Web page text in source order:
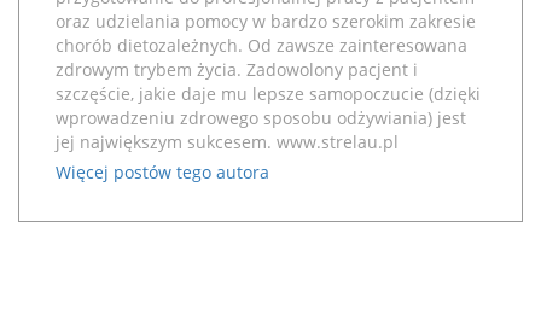
oraz udzielania pomocy w bardzo szerokim zakresie
chorób dietozależnych. Od zawsze zainteresowana
zdrowym trybem życia. Zadowolony pacjent i
szczęście, jakie daje mu lepsze samopoczucie (dzięki
wprowadzeniu zdrowego sposobu odżywiania) jest
jej największym sukcesem. www.strelau.pl
Więcej postów tego autora